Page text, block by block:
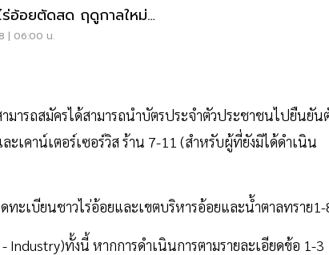
ร่อ้อยตัดสด ฤดูกาลใหม่
อตัน
| 06:00 น.
มารถสมัครได้สามารถนำบัตรประจำตัวประชาชนไปยืนยัน
เคาน์เตอร์เซอร์วิส ร้าน 7-11 (สำหรับผู้ที่ยังมิได้ดำเนิน
เบียนชาวไร่อ้อยและเขตบริหารอ้อยและน้ำตาลทราย
ทั้งนี้ หากการดำเนินการตามรายละเอียดข้อ 1-3